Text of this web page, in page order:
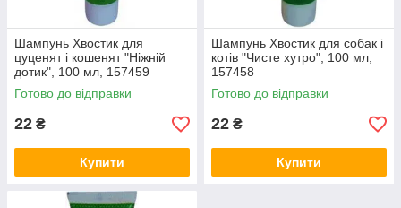
Шампунь Хвостик для
цуценят і кошенят "Ніжній
дотик", 100 мл, 157459
Готово до відправки
22 ₴
Купити
Шампунь Хвостик для собак і
котів "Чисте хутро", 100 мл,
157458
Готово до відправки
22 ₴
Купити